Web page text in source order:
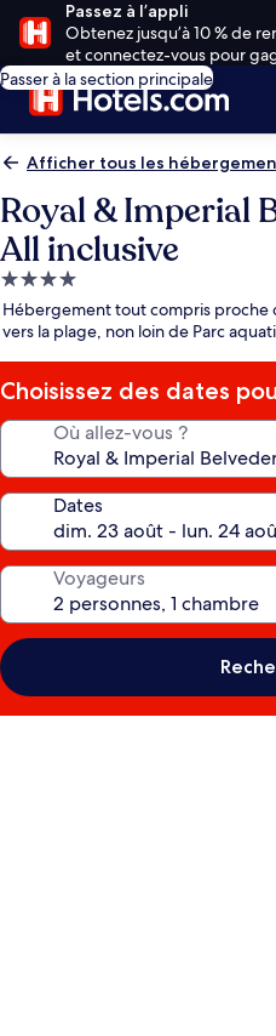
Passez à l’appli
Obtenez jusqu’à 10 % de
et connectez-vous pour
Passer à la section principale
Afficher tous les
Royal & Imperial
All inclusive
Hébergement
4.0 étoiles
Hébergement tout compris proche
vers la plage, non loin de Parc
Choisissez des dates
Où allez-vous ?
Dates
Voyageurs